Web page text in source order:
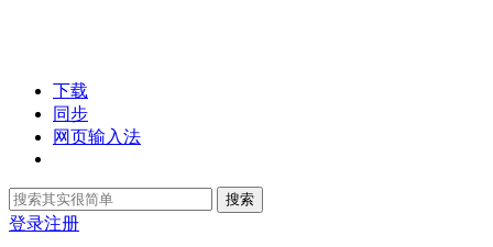
下载
同步
网页输入法
搜索
登录注册